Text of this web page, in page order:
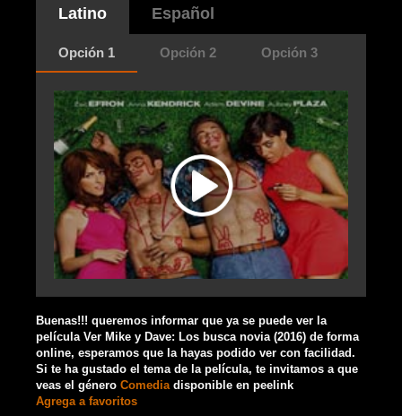
Latino Español
Opción 1 Opción 2 Opción 3
Buenas!!! queremos informar que ya se puede ver la
película Ver Mike y Dave: Los busca novia (2016) de forma
online, esperamos que la hayas podido ver con facilidad.
Si te ha gustado el tema de la película, te invitamos a que
veas el género Comedia disponible en peelink
Agrega a favoritos